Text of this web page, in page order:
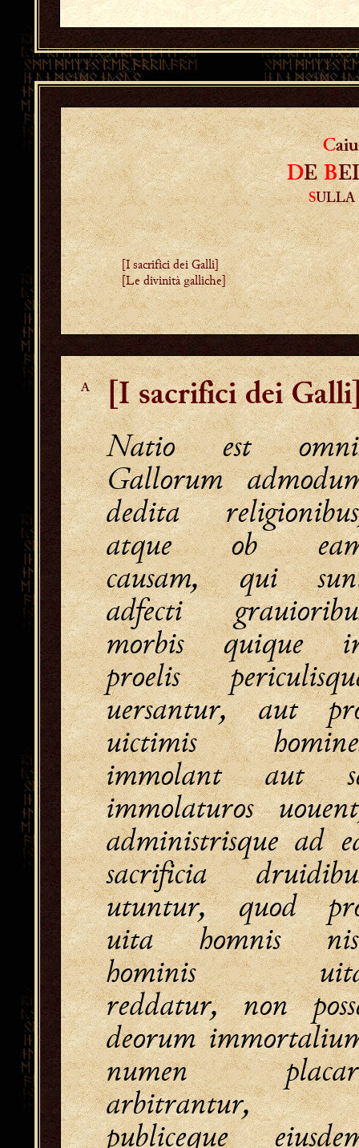
C
DEB
SULLA
[I sacrifici dei Galli]
[Le divinità galliche]
A [I sacrifici dei
Natio est
Gallorum
dedita
atque ob
causam, qui
adfecti
morbis quique
proelis
uersantur, aut
uictimis
immolant aut
immolaturos
administrisque ad
sacrificia
utuntur, quod
uita homnis
hominis
reddatur, non
deorum
numen
arbitrantur,
publiceque